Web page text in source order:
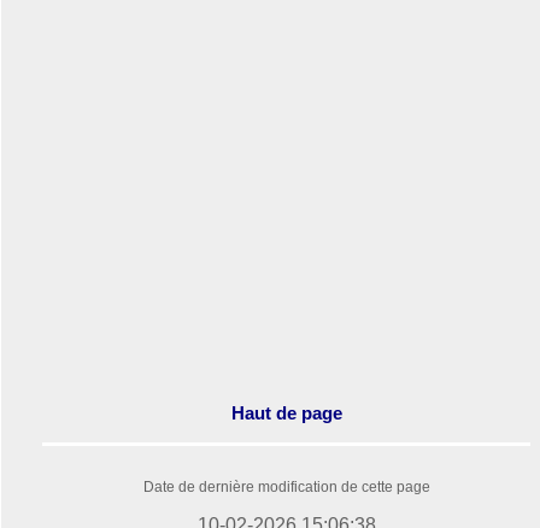
Haut de page
Date de dernière modification de cette page